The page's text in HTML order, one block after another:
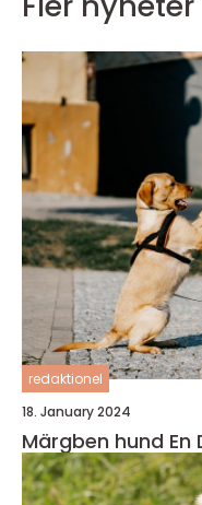
redaktionel
18. January 2024